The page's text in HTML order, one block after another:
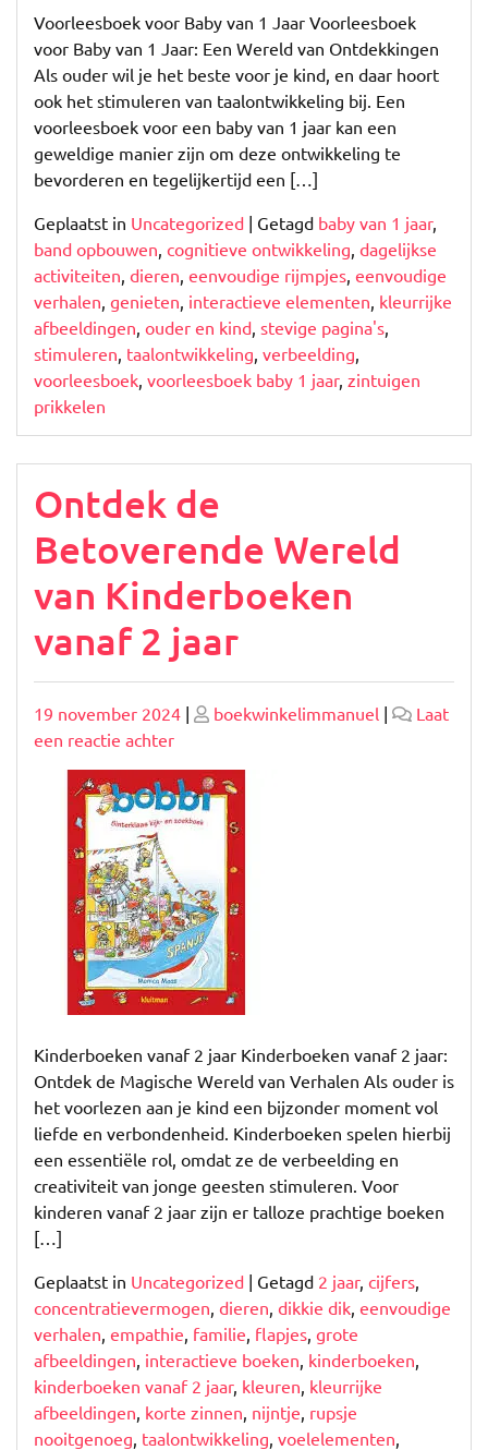
de
Magie
van
Voorlezen:
Voorleesboek
voor
Baby
1
Jaar
Voorleesboek voor Baby van 1 Jaar Voorleesboek
voor Baby van 1 Jaar: Een Wereld van Ontdekkingen
Als ouder wil je het beste voor je kind, en daar hoort
ook het stimuleren van taalontwikkeling bij. Een
voorleesboek voor een baby van 1 jaar kan een
geweldige manier zijn om deze ontwikkeling te
bevorderen en tegelijkertijd een […]
Geplaatst in Uncategorized | Getagd baby van 1 jaar,
band opbouwen cognitieve ontwikkeling dagelijkse
activiteiten dieren eenvoudige rijmpjes eenvoudige
verhalen genieten interactieve elementen kleurrijke
afbeeldingen ouder en kind stevige pagina's
stimuleren taalontwikkeling verbeelding
voorleesboek voorleesboek baby 1 jaar, zintuigen
prikkelen
Ontdek de
Betoverende Wereld
van Kinderboeken
vanaf 2 jaar
Geplaatst
op
19 november 2024 | Geplaatst
boekwinkelimmanuel |
Laat
een reactie achterop
de
Betoverende
Wereld
van
Kinderboeken
vanaf
2
jaar
Kinderboeken vanaf 2 jaar Kinderboeken vanaf 2 jaar:
Ontdek de Magische Wereld van Verhalen Als ouder is
het voorlezen aan je kind een bijzonder moment vol
liefde en verbondenheid. Kinderboeken spelen hierbij
een essentiële rol, omdat ze de verbeelding en
creativiteit van jonge geesten stimuleren. Voor
kinderen vanaf 2 jaar zijn er talloze prachtige boeken
[…]
Geplaatst in Uncategorized | Getagd 2 jaar, cijfers
concentratievermogen dieren dikkie dik eenvoudige
verhalen empathie familie flapjes grote
afbeeldingen interactieve boeken kinderboeken
kinderboeken vanaf 2 jaar, kleuren kleurrijke
afbeeldingen korte zinnen nijntje rupsje
nooitgenoeg taalontwikkeling voelelementen